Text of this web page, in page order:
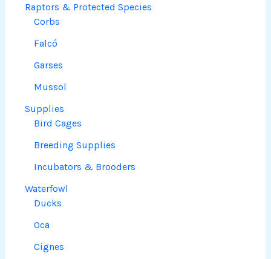
Raptors & Protected Species
Corbs
Falcó
Garses
Mussol
Supplies
Bird Cages
Breeding Supplies
Incubators & Brooders
Waterfowl
Ducks
Oca
Cignes